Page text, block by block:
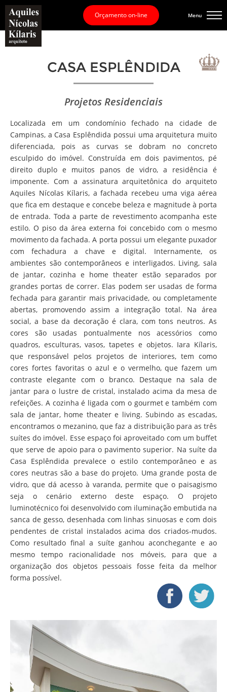
Orçamento on-line Menu
CASA ESPLÊNDIDA
Projetos Residenciais
Localizada em um condomínio fechado na cidade de
Campinas, a Casa Esplêndida possui uma arquitetura muito
diferenciada, pois as curvas se dobram no concreto
esculpido do imóvel. Construída em dois pavimentos, pé
direito duplo e muitos panos de vidro, a residência é
imponente. Com a assinatura arquitetônica do arquiteto
Aquiles Nícolas Kílaris, a fachada recebeu uma viga aérea
que fica em destaque e concebe beleza e magnitude à porta
de entrada. Toda a parte de revestimento acompanha este
estilo. O piso da área externa foi concebido com o mesmo
movimento da fachada. A porta possui um elegante puxador
com fechadura a chave e digital. Internamente, os
ambientes são contemporâneos e interligados. Living, sala
de jantar, cozinha e home theater estão separados por
grandes portas de correr. Elas podem ser usadas de forma
fechada para garantir mais privacidade, ou completamente
abertas, promovendo assim a integração total. Na área
social, a base da decoração é clara, com tons neutros. As
cores são usadas pontualmente nos acessórios como
quadros, esculturas, vasos, tapetes e objetos. Iara Kílaris,
que responsável pelos projetos de interiores, tem como
cores fortes favoritas o azul e o vermelho, que fazem um
contraste elegante com o branco. Destaque na sala de
jantar para o lustre de cristal, instalado acima da mesa de
refeições. A cozinha é ligada com o gourmet e também com
sala de jantar, home theater e living. Subindo as escadas,
encontramos o mezanino, que faz a distribuição para as três
suítes do imóvel. Esse espaço foi aproveitado com um buffet
que serve de apoio para o pavimento superior. Na suíte da
Casa Esplêndida prevalece o estilo contemporâneo e as
cores neutras são a base do projeto. Uma grande posta de
vidro, que dá acesso à varanda, permite que o paisagismo
seja o cenário externo deste espaço. O projeto
luminotécnico foi desenvolvido com iluminação embutida na
sanca de gesso, desenhada com linhas sinuosas e com dois
pendentes de cristal instalados acima dos criados-mudos.
Como resultado final a suíte ganhou aconchegante e ao
mesmo tempo racionalidade nos móveis, para que a
organização dos objetos pessoais fosse feita da melhor
forma possível.